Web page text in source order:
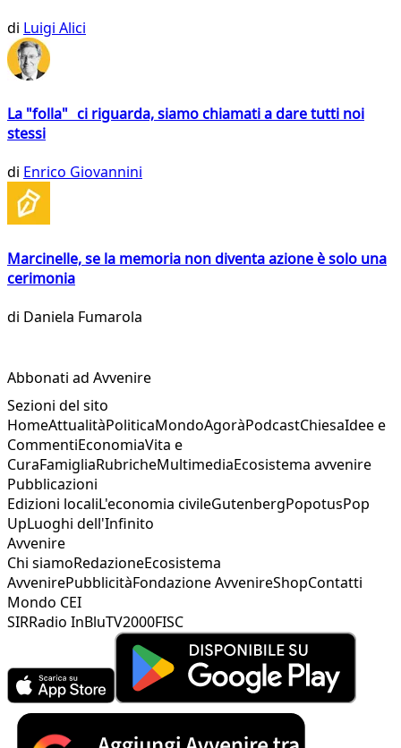
di Luigi Alici
La "folla" ci riguarda, siamo chiamati a dare tutti noi
stessi
di Enrico Giovannini
Marcinelle, se la memoria non diventa azione è solo una
cerimonia
di Daniela Fumarola
Abbonati ad Avvenire
Sezioni del sito
HomeAttualitàPoliticaMondoAgoràPodcastChiesaIdee e
CommentiEconomiaVita e
CuraFamigliaRubricheMultimediaEcosistema avvenire
Pubblicazioni
Edizioni localiL'economia civileGutenbergPopotusPop
UpLuoghi dell'Infinito
Avvenire
Chi siamoRedazioneEcosistema
AvvenirePubblicitàFondazione AvvenireShopContatti
Mondo CEI
SIRRadio InBluTV2000FISC